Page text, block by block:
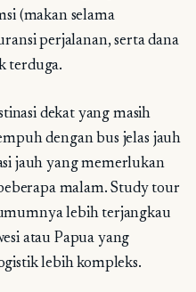
(makan selama
perjalanan, serta dana
terduga.
dekat yang masih
dengan bus jelas jauh
jauh yang memerlukan
malam. Study tour
lebih terjangkau
atau Papua yang
lebih kompleks.